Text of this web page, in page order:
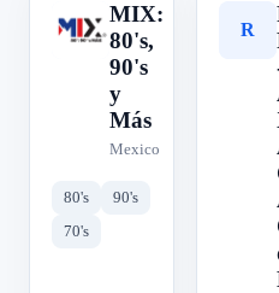
M
MIX:
80's,
90's
y
Más
Mexico
80's
90's
70's
R